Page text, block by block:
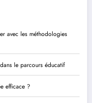
avec les méthodologies
le parcours éducatif
efficace ?